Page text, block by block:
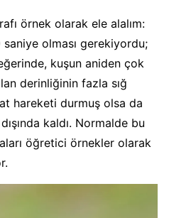
örnek olarak ele alalım:
saniye olması gerekiyordu;
kuşun aniden çok
derinliğinin fazla sığ
hareketi durmuş olsa da
kaldı. Normalde bu
öğretici örnekler olarak